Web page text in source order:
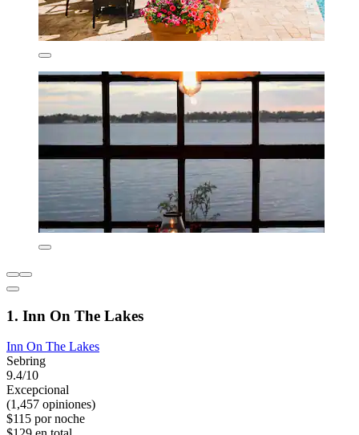
1. Inn On The Lakes
Inn On The Lakes
Sebring
9.4/10
Excepcional
(1,457 opiniones)
$115 por noche